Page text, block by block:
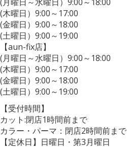
(木曜日）9:00～17:00
(金曜日）9:00～18:00
(土曜日）9:00～19:00
【aun-fix店】
(月曜日～水曜日）9:00～18:00
(木曜日）9:00～17:00
(金曜日）9:00～18:00
(土曜日）9:00～19:00
【受付時間】
カット:閉店1時間前まで
カラー・パーマ：閉店2時間前まで
【定休日】日曜日・第3月曜日